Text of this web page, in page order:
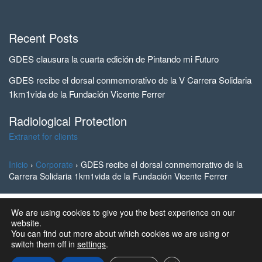
Recent Posts
GDES clausura la cuarta edición de Pintando mi Futuro
GDES recibe el dorsal conmemorativo de la V Carrera Solidaria
1km1vida de la Fundación Vicente Ferrer
Radiological Protection
Extranet for clients
Inicio › Corporate › GDES recibe el dorsal conmemorativo de la
Carrera Solidaria 1km1vida de la Fundación Vicente Ferrer
© 2023 Ingeniería y Marketing, S.A. all rights reserved | GD
Energy Services®
Designed and Developed by SSC, S.L.
We are using cookies to give you the best experience on our
website.
You can find out more about which cookies we are using or
switch them off in settings.